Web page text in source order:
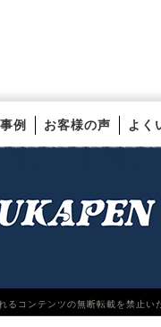
例 お客様の声 よく
るコンテンツの無断転載を禁